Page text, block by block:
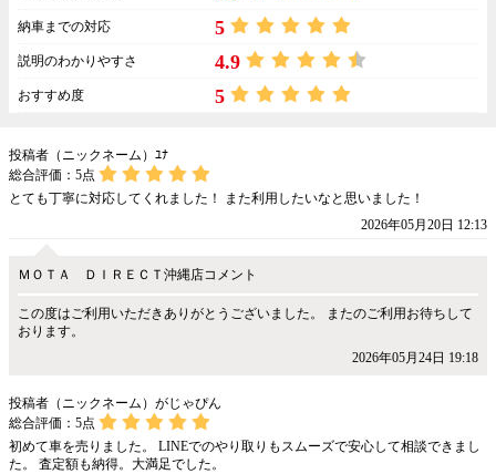
納車までの対応 5
説明のわかりやすさ 4.9
おすすめ度 5
投稿者（ニックネーム）ﾕﾅ
総合評価： 5点
とても丁寧に対応してくれました！ また利用したいなと思いました！
2026年05月20日 12:13
ＭＯＴＡ ＤＩＲＥＣＴ沖縄店コメント
この度はご利用いただきありがとうございました。 またのご利用お待ちして
おります。
2026年05月24日 19:18
投稿者（ニックネーム）がじゃぴん
総合評価： 5点
初めて車を売りました。 LINEでのやり取りもスムーズで安心して相談できまし
た。 査定額も納得。大満足でした。